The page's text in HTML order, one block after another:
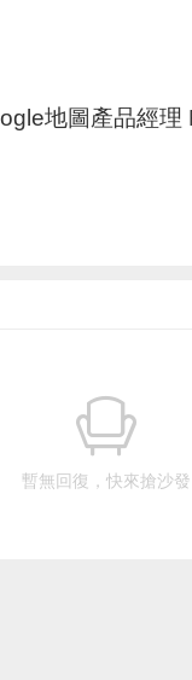
地圖產品經理
暫無回復，快來搶沙發